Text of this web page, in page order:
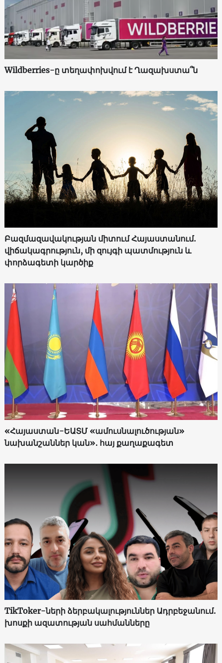
Wildberries-ը տեղափոխվում է Ղազախստա՞ն
Բազմազավակության միտում Հայաստանում.
վիճակագրություն, մի զույգի պատմություն և
փորձագետի կարծիք
«Հայաստան-ԵԱՏՄ «ամուսնալուծության»
նախանշաններ կան»․ հայ քաղաքագետ
TikToker-ների ձերբակալություններ Ադրբեջանում.
խոսքի ազատության սահմանները